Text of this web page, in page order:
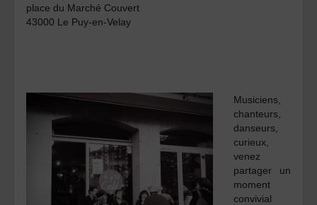
place du Marché Couvert
43000 Le Puy-en-Velay
Musiciens,
chanteurs,
danseurs,
curieux,
venez
partager un
moment
convivial